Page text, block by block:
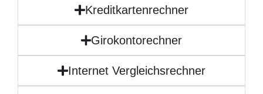
Kreditkartenrechner
Girokontorechner
Internet Vergleichsrechner